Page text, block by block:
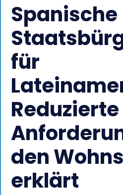
Spanische
für
Reduzierte
den
erklärt